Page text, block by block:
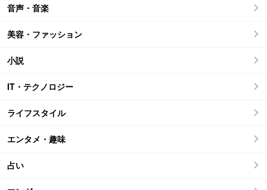
音声・音楽
美容・ファッション
小説
IT・テクノロジー
ライフスタイル
エンタメ・趣味
占い